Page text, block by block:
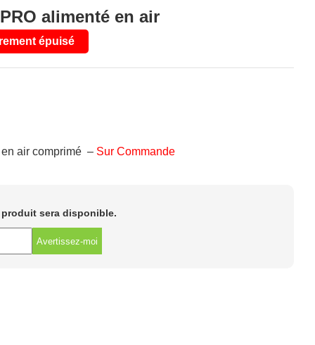
alimenté en air
épuisé
air comprimé – Sur Commande
sera disponible.
Avertissez-moi